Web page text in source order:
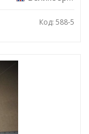
Код: 588-5